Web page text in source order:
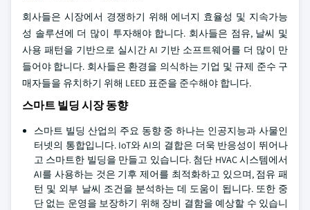
회사들은 시장에서 경쟁하기 위해 에너지 효율성 및 지속가능
성 솔루션에 더 많이 투자해야 합니다. 회사들은 점유, 날씨 및
사용 패턴을 기반으로 실시간 AI 기반 소프트웨어를 더 많이 만
들어야 합니다. 회사들은 환경을 의식하는 기업 및 규제 준수 구
매자들을 유치하기 위해 LEED 표준을 준수해야 합니다.
스마트 빌딩 시장 동향
스마트 빌딩 산업의 주요 동향 중 하나는 인공지능과 사물인
터넷의 통합입니다. IoT와 AI의 결합은 더욱 반응성이 뛰어나
고 스마트한 빌딩을 만들고 있습니다. 첨단 HVAC 시스템에서
AI를 사용하는 것은 기후 제어를 최적화하고 있으며, 점유 패
턴 및 외부 날씨 조건을 분석하는 데 도움이 됩니다. 또한 중
단 없는 운영을 보장하기 위해 장비 결함을 예상할 수 있습니